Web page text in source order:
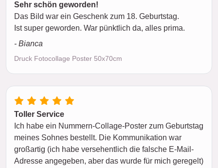
Sehr schön geworden!
Das Bild war ein Geschenk zum 18. Geburtstag.
Ist super geworden. War pünktlich da, alles prima.
- Bianca
Druck Fotocollage Poster 50x70cm
Toller Service
Ich habe ein Nummern-Collage-Poster zum Geburtstag
meines Sohnes bestellt. Die Kommunikation war
großartig (ich habe versehentlich die falsche E-Mail-
Adresse angegeben, aber das wurde für mich geregelt)